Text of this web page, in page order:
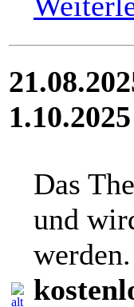
1.10.2025
Das
und